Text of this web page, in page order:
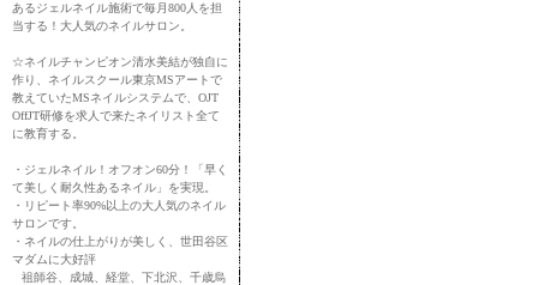
あるジェルネイル施術で毎月800人を担
当する！大人気のネイルサロン。
☆ネイルチャンピオン清水美結が独自に
作り、ネイルスクール東京MSアートで
教えていたMSネイルシステムで、OJT
OffJT研修を求人で来たネイリスト全て
に教育する。
・ジェルネイル！オフオン60分！「早く
て美しく耐久性あるネイル」を実現。
・リピート率90%以上の大人気のネイル
サロンです。
・ネイルの仕上がりが美しく、世田谷区
マダムに大好評
祖師谷、成城、経堂、下北沢、千歳烏